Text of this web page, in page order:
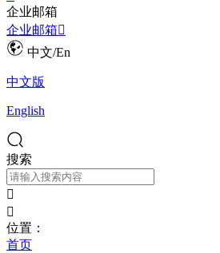
企业邮箱
企业邮箱
中文/En
中文版
English
搜索


位置：
首页